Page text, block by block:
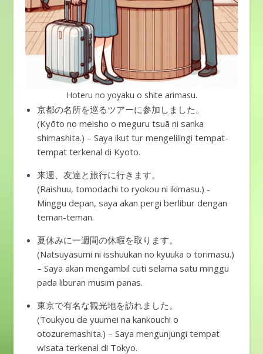
Hoteru no yoyaku o shite arimasu.
京都の名所を巡るツアーに参加しました。
(Kyōto no meisho o meguru tsuā ni sanka
shimashita.) – Saya ikut tur mengelilingi tempat-
tempat terkenal di Kyoto.
来週、友達と旅行に行きます。
(Raishuu, tomodachi to ryokou ni ikimasu.) -
Minggu depan, saya akan pergi berlibur dengan
teman-teman.
夏休みに一週間の休暇を取ります。
(Natsuyasumi ni isshuukan no kyuuka o torimasu.)
– Saya akan mengambil cuti selama satu minggu
pada liburan musim panas.
東京で有名な観光地を訪れました。
(Toukyou de yuumei na kankouchi o
otozuremashita.) – Saya mengunjungi tempat
wisata terkenal di Tokyo.